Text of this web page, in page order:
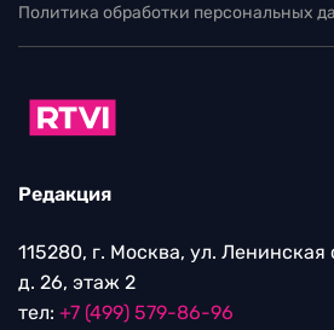
Политика обработки персональных
Редакция
115280, г. Москва, ул. Ленинская
д. 26, этаж 2
тел: +7 (499) 579-86-96